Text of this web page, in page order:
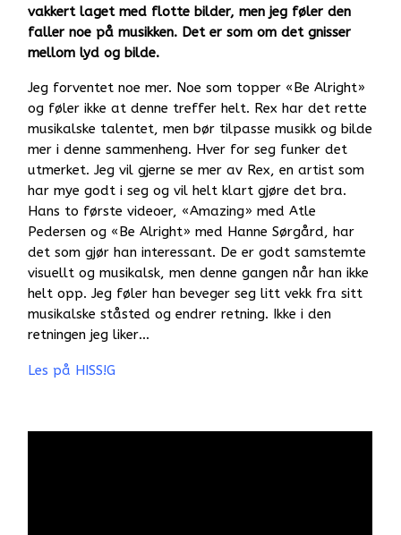
vakkert laget med flotte bilder, men jeg føler den
faller noe på musikken. Det er som om det gnisser
mellom lyd og bilde.
Jeg forventet noe mer. Noe som topper «Be Alright»
og føler ikke at denne treffer helt. Rex har det rette
musikalske talentet, men bør tilpasse musikk og bilde
mer i denne sammenheng. Hver for seg funker det
utmerket. Jeg vil gjerne se mer av Rex, en artist som
har mye godt i seg og vil helt klart gjøre det bra.
Hans to første videoer, «Amazing» med Atle
Pedersen og «Be Alright» med Hanne Sørgård, har
det som gjør han interessant. De er godt samstemte
visuellt og musikalsk, men denne gangen når han ikke
helt opp. Jeg føler han beveger seg litt vekk fra sitt
musikalske ståsted og endrer retning. Ikke i den
retningen jeg liker…
Les på HISS!G